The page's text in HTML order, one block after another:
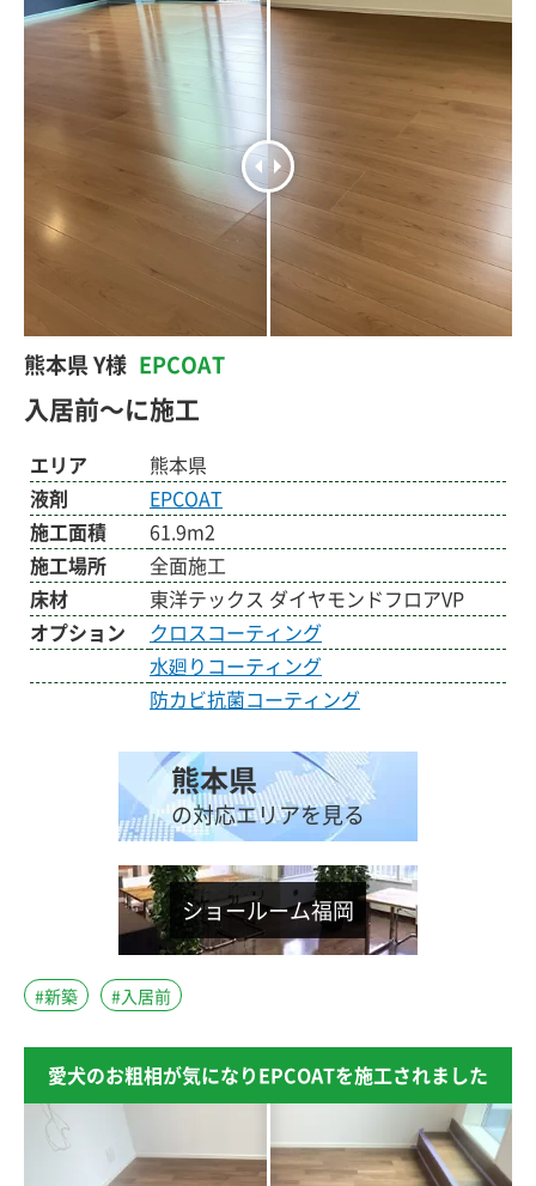
熊本県 Y様 EPCOAT
入居前～に施工
エリア
熊本県
液剤
EPCOAT
施工面積
61.9m2
施工場所
全面施工
床材
東洋テックス ダイヤモンドフロアVP
オプション
クロスコーティング
水廻りコーティング
防カビ抗菌コーティング
熊本県
の対応エリアを見る
ショールーム福岡
#新築 #入居前
愛犬のお粗相が気になりEPCOATを施工されました